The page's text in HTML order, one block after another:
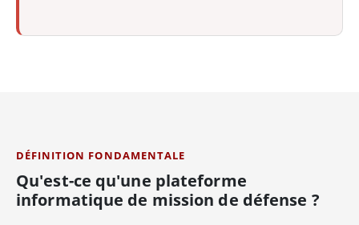
DÉFINITION FONDAMENTALE
Qu'est-ce qu'une plateforme
informatique de mission de défense ?